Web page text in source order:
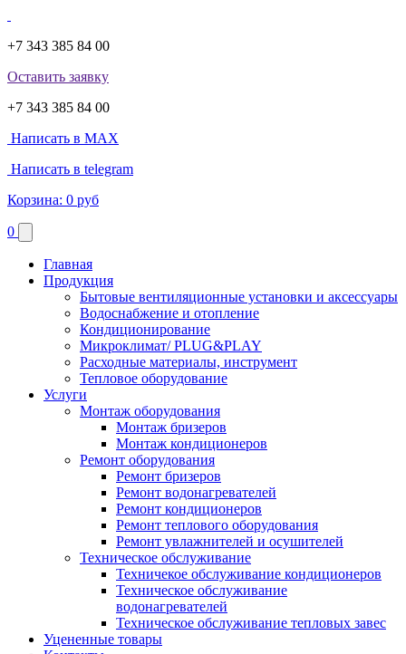
+7 343 385 84 00
Оставить заявку
+7 343 385 84 00
Написать в MAX
Написать в telegram
Корзина: 0 руб
0
Главная
Продукция
Бытовые вентиляционные установки и аксессуары
Водоснабжение и отопление
Кондиционирование
Микроклимат/ PLUG&PLAY
Расходные материалы, инструмент
Тепловое оборудование
Услуги
Монтаж оборудования
Монтаж бризеров
Монтаж кондиционеров
Ремонт оборудования
Ремонт бризеров
Ремонт водонагревателей
Ремонт кондиционеров
Ремонт теплового оборудования
Ремонт увлажнителей и осушителей
Техническое обслуживание
Техничекое обслуживание кондиционеров
Техническое обслуживание
водонагревателей
Техническое обслуживание тепловых завес
Уцененные товары